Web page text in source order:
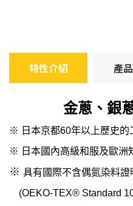
特性介紹 產
金蔥、銀
※ 日本京都60年以上歷史的
※ 日本國內高級和服及歐洲
※ 具有國際不含偶氮染料證
(OEKO-TEX® Standard